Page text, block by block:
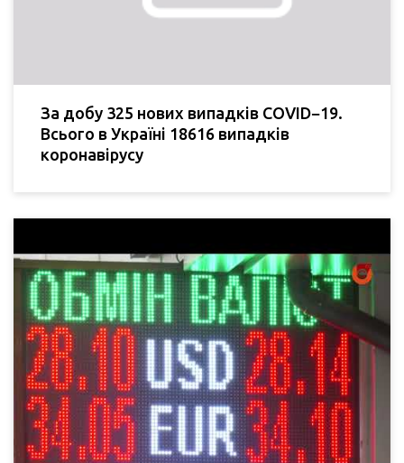
За добу 325 нових випадків COVID−19.
Всього в Україні 18616 випадків
коронавірусу